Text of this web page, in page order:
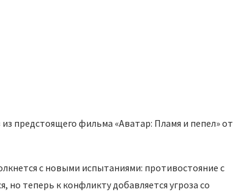
предстоящего фильма «Аватар: Пламя и пепел» от
с новыми испытаниями: противостояние с
теперь к конфликту добавляется угроза со